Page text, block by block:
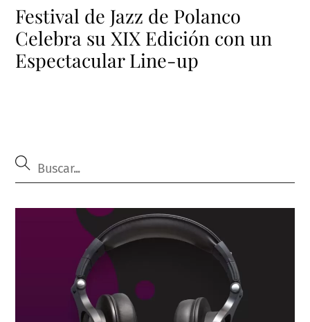
Festival de Jazz de Polanco
Celebra su XIX Edición con un
Espectacular Line-up